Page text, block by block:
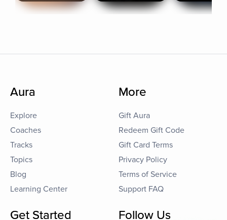
Aura
Explore
Coaches
Tracks
Topics
Blog
Learning Center
More
Gift Aura
Redeem Gift Code
Gift Card Terms
Privacy Policy
Terms of Service
Support FAQ
Get Started Follow Us